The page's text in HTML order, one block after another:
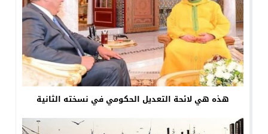
هذه هي لائحة التعديل الحكومي في نسخته الثانية